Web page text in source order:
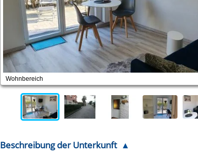
Wohnbereich
Beschreibung der Unterkunft